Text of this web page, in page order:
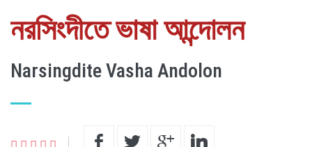
নরসিংদীতে ভাষা আন্দোলন
Narsingdite Vasha Andolon